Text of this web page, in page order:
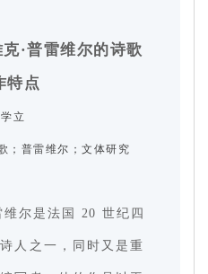
·普雷维尔的诗歌
特点
立
；普雷维尔；文体研究
维尔是法国 20 世纪四
人之一，同时又是重